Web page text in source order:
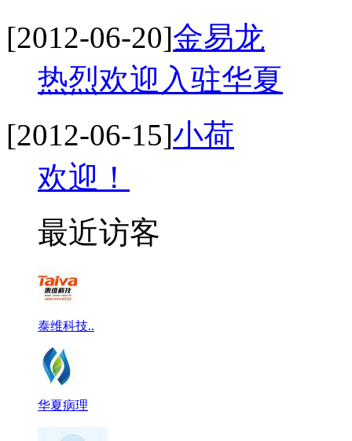
[2012-06-20]金易龙
热烈欢迎入驻华夏
[2012-06-15]小荷
欢迎！
最近访客
泰维科技..
华夏病理